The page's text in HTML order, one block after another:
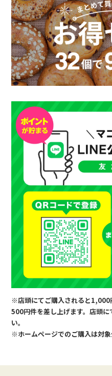
※店頭にてご購入されると1,000
500円件を差し上げます。店頭
い。
※ホームページでのご購入は対象